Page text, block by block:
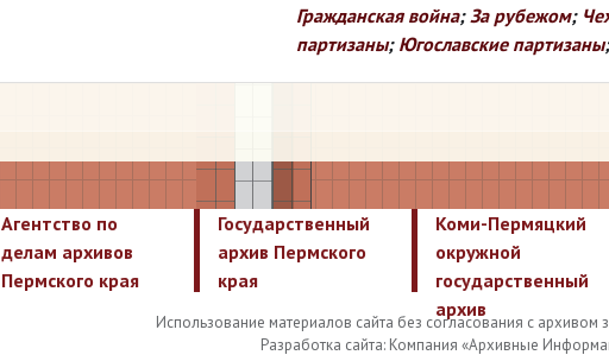
Гражданская война;За рубежом;
партизаны; Югославские партизаны
Агентство по
делам архивов
Пермского края
Государственный
архив Пермского
края
Коми-Пермяцкий
окружной
государственный
архив
Использование материалов сайта без согласования с
Разработка сайта: Компания «Архивные